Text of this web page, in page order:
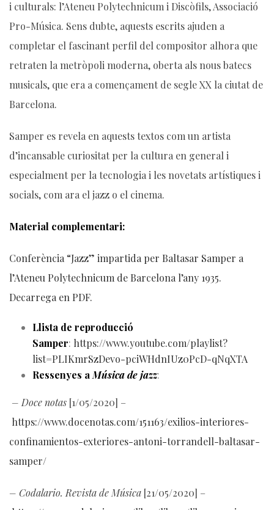
i culturals: l’Ateneu Polytechnicum i Discòfils, Associació
Pro-Música. Sens dubte, aquests escrits ajuden a
completar el fascinant perfil del compositor alhora que
retraten la metròpoli moderna, oberta als nous batecs
musicals, que era a començament de segle XX la ciutat de
Barcelona.
Samper es revela en aquests textos com un artista
d’incansable curiositat per la cultura en general i
especialment per la tecnologia i les novetats artístiques i
socials, com ara el jazz o el cinema.
Material complementari:
Conferència “Jazz” impartida per Baltasar Samper a
l’Ateneu Polytechnicum de Barcelona l’any 1935.
Decarrega en PDF.
Llista de reproducció
Samper: https://www.youtube.com/playlist?
list=PLIKmrSzDevo-pciWHdnIUz0PcD-qNqXTA
Ressenyes a Música de jazz:
– Doce notas [1/05/2020] –
https://www.docenotas.com/151163/exilios-interiores-
confinamientos-exteriores-antoni-torrandell-baltasar-
samper/
– Codalario. Revista de Música [21/05/2020] –